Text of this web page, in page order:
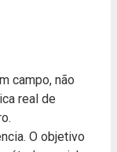
campo, não
real de
O objetivo